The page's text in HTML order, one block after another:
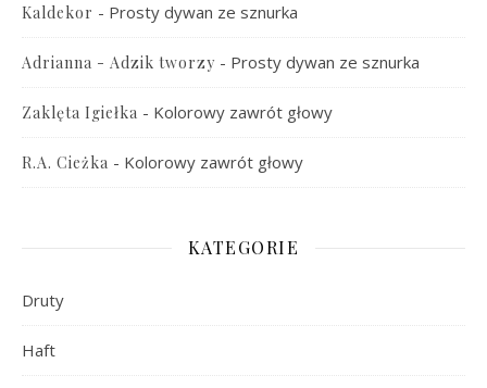
Kaldekor - Prosty dywan ze sznurka
Adrianna - Adzik tworzy - Prosty dywan ze sznurka
Zaklęta Igiełka - Kolorowy zawrót głowy
R.A. Cieżka - Kolorowy zawrót głowy
KATEGORIE
Druty
Haft